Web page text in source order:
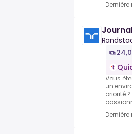
Dernière
Vous
un
priorité